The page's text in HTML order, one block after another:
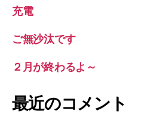
充電
ご無沙汰です
２月が終わるよ～
最近のコメント